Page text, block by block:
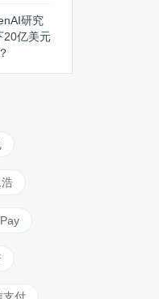
研究
20亿美元